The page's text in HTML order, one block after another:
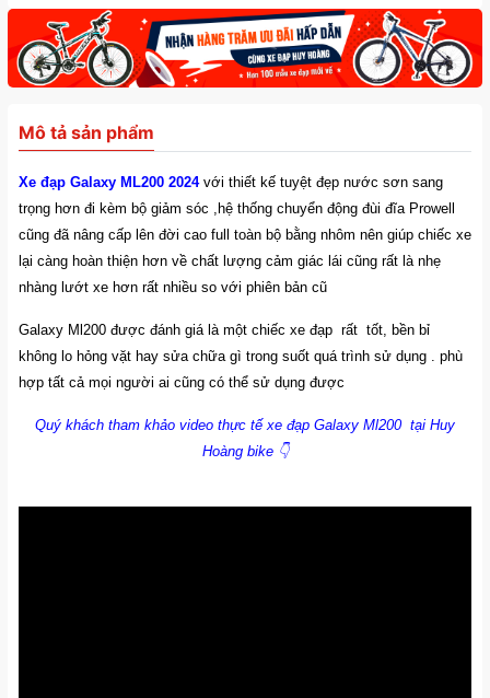
Mô tả sản phẩm
Xe đạp Galaxy ML200 2024 với thiết kế tuyệt đẹp nước sơn sang
trọng hơn đi kèm bộ giảm sóc ,hệ thống chuyển động đùi đĩa Prowell
cũng đã nâng cấp lên đời cao full toàn bộ bằng nhôm nên giúp chiếc xe
lại càng hoàn thiện hơn về chất lượng cảm giác lái cũng rất là nhẹ
nhàng lướt xe hơn rất nhiều so với phiên bản cũ
Galaxy Ml200 được đánh giá là một chiếc xe đạp rất tốt, bền bỉ
không lo hỏng vặt hay sửa chữa gì trong suốt quá trình sử dụng . phù
hợp tất cả mọi người ai cũng có thể sử dụng được
Quý khách tham khảo video thực tế xe đạp Galaxy Ml200 tại Huy
Hoàng bike 👇